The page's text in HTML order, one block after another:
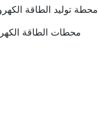
• محطة توليد الطاقة
• محطات الطاقة